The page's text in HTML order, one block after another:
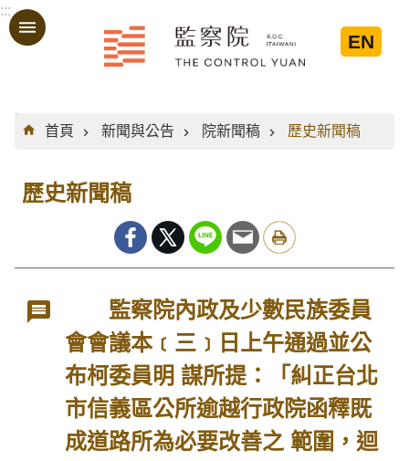
跳到主要內容區塊
:::
EN
:::
首頁
新聞與公告 院新聞稿 歷史新聞稿
歷史新聞稿
監察院內政及少數民族委員
會會議本﹝三﹞日上午通過並公
布柯委員明 謀所提：「糾正台北
市信義區公所逾越行政院函釋既
成道路所為必要改善之 範圍，迴